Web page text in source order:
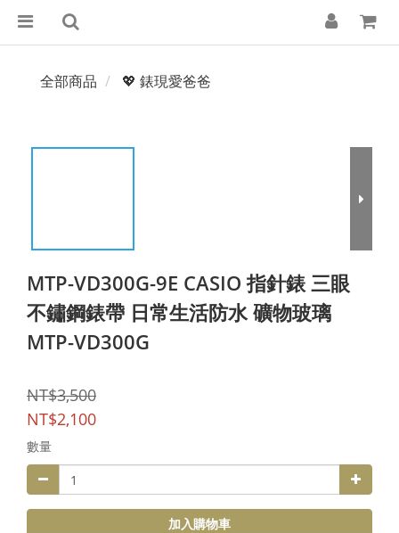
全部商品 💖 錶現愛爸爸
MTP-VD300G-9E CASIO 指針錶 三眼
不鏽鋼錶帶 日常生活防水 礦物玻璃
MTP-VD300G
NT$3,500
NT$2,100
數量
加入購物車